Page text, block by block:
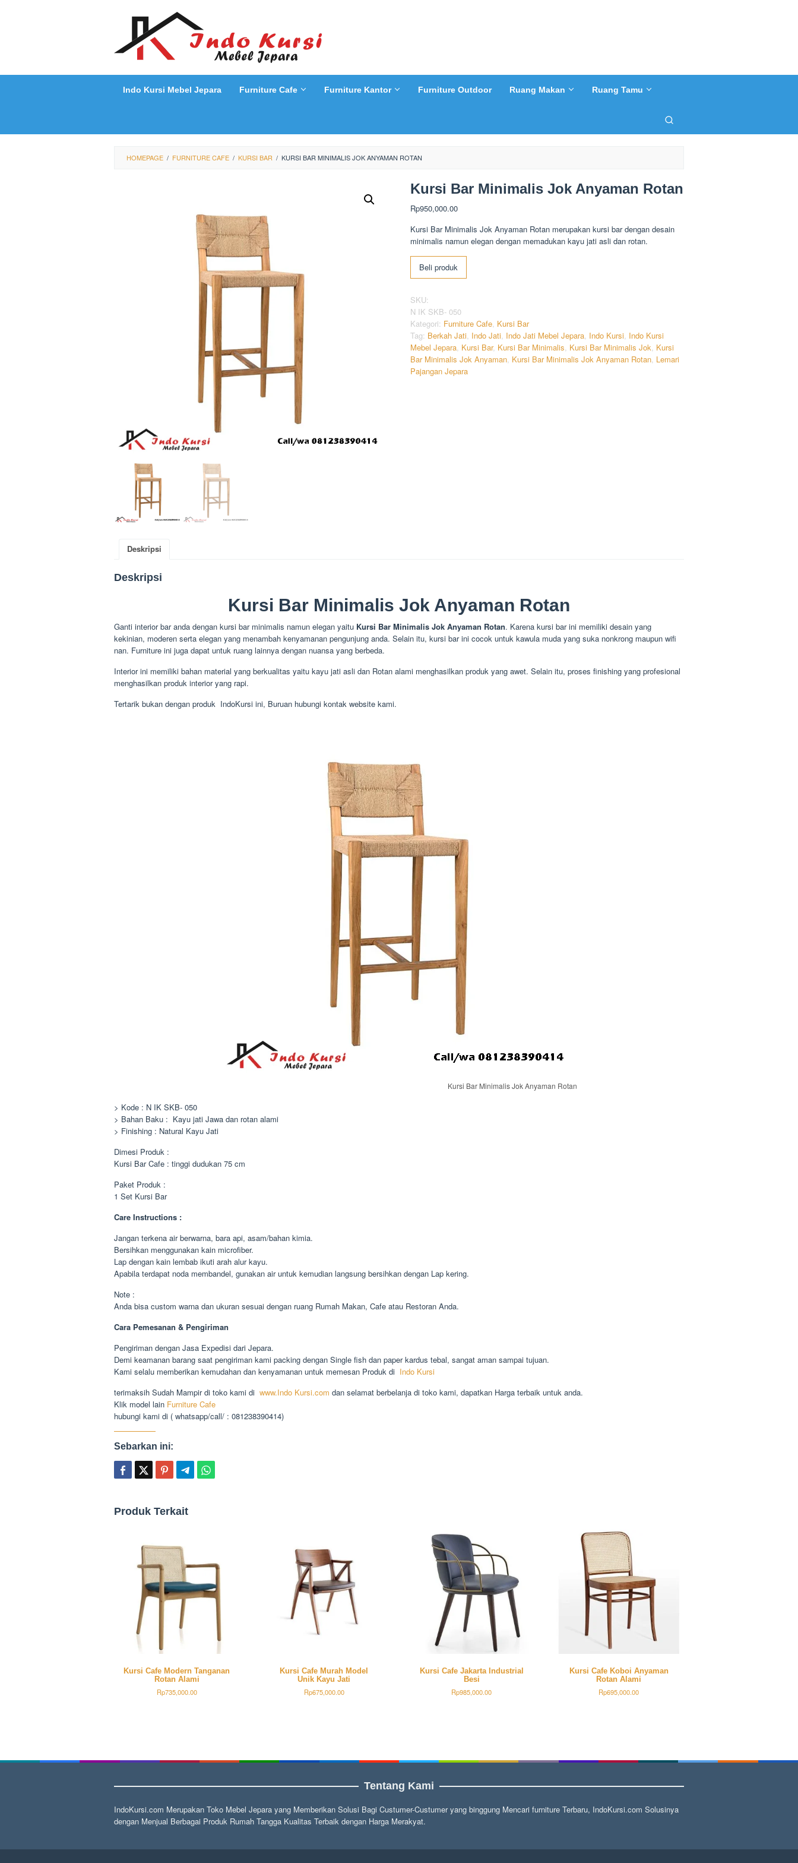
Indo Kursi Mebel Jepara Furniture Cafe Furniture Kantor Furniture Outdoor Ruang Makan Ruang Tamu
HOMEPAGE / FURNITURE CAFE / KURSI BAR / KURSI BAR MINIMALIS JOK ANYAMAN ROTAN
Kursi Bar Minimalis Jok Anyaman Rotan
Rp950,000.00
Kursi Bar Minimalis Jok Anyaman Rotan merupakan kursi bar dengan desain
minimalis namun elegan dengan memadukan kayu jati asli dan rotan.
Beli produk
SKU:
N IK SKB- 050
Kategori: Furniture Cafe, Kursi Bar
Tag: Berkah Jati, Indo Jati, Indo Jati Mebel Jepara, Indo Kursi, Indo Kursi
Mebel Jepara, Kursi Bar, Kursi Bar Minimalis, Kursi Bar Minimalis Jok, Kursi
Bar Minimalis Jok Anyaman, Kursi Bar Minimalis Jok Anyaman Rotan, Lemari
Pajangan Jepara
Deskripsi
Deskripsi
Kursi Bar Minimalis Jok Anyaman Rotan
Ganti interior bar anda dengan kursi bar minimalis namun elegan yaitu Kursi Bar Minimalis Jok Anyaman Rotan. Karena kursi bar ini memiliki desain yang
kekinian, moderen serta elegan yang menambah kenyamanan pengunjung anda. Selain itu, kursi bar ini cocok untuk kawula muda yang suka nonkrong maupun wifi
nan. Furniture ini juga dapat untuk ruang lainnya dengan nuansa yang berbeda.
Interior ini memiliki bahan material yang berkualitas yaitu kayu jati asli dan Rotan alami menghasilkan produk yang awet. Selain itu, proses finishing yang profesional
menghasilkan produk interior yang rapi.
Tertarik bukan dengan produk IndoKursi ini, Buruan hubungi kontak website kami.
Kursi Bar Minimalis Jok Anyaman Rotan
> Kode : N IK SKB- 050
> Bahan Baku : Kayu jati Jawa dan rotan alami
> Finishing : Natural Kayu Jati
Dimesi Produk :
Kursi Bar Cafe : tinggi dudukan 75 cm
Paket Produk :
1 Set Kursi Bar
Care Instructions :
Jangan terkena air berwarna, bara api, asam/bahan kimia.
Bersihkan menggunakan kain microfiber.
Lap dengan kain lembab ikuti arah alur kayu.
Apabila terdapat noda membandel, gunakan air untuk kemudian langsung bersihkan dengan Lap kering.
Note :
Anda bisa custom warna dan ukuran sesuai dengan ruang Rumah Makan, Cafe atau Restoran Anda.
Cara Pemesanan & Pengiriman
Pengiriman dengan Jasa Expedisi dari Jepara.
Demi keamanan barang saat pengiriman kami packing dengan Single fish dan paper kardus tebal, sangat aman sampai tujuan.
Kami selalu memberikan kemudahan dan kenyamanan untuk memesan Produk di Indo Kursi
terimaksih Sudah Mampir di toko kami di www.Indo Kursi.com dan selamat berbelanja di toko kami, dapatkan Harga terbaik untuk anda.
Klik model lain Furniture Cafe
hubungi kami di ( whatsapp/call/ : 081238390414)
Sebarkan ini:
Produk Terkait
Kursi Cafe Modern Tanganan
Rotan Alami
Rp735,000.00
Kursi Cafe Murah Model
Unik Kayu Jati
Rp675,000.00
Kursi Cafe Jakarta Industrial
Besi
Rp985,000.00
Kursi Cafe Koboi Anyaman
Rotan Alami
Rp695,000.00
Tentang Kami
IndoKursi.com Merupakan Toko Mebel Jepara yang Memberikan Solusi Bagi Custumer-Custumer yang binggung Mencari furniture Terbaru, IndoKursi.com Solusinya
dengan Menjual Berbagai Produk Rumah Tangga Kualitas Terbaik dengan Harga Merakyat.